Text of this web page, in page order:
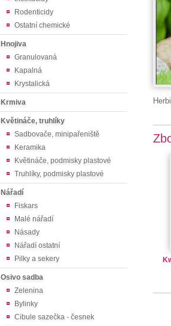
Rodenticidy
Ostatní chemické
Hnojiva
Granulovaná
Kapalná
Krystalická
Krmiva
Květináče, truhlíky
Sadbovače, minipařeniště
Keramika
Květináče, podmisky plastové
Truhlíky, podmisky plastové
Nářadí
Fiskars
Malé nářadí
Násady
Nářadí ostatní
Pilky a sekery
Osivo sadba
Zelenina
Bylinky
Cibule sazečka - česnek